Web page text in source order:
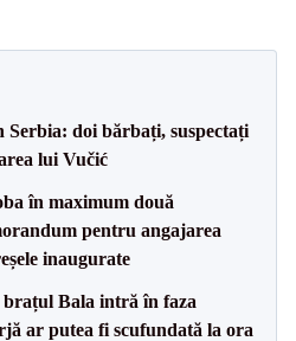
Serbia: doi bărbați, suspectați
lui Vučić
în maximum două
pentru angajarea
inaugurate
brațul Bala intră în faza
ar putea fi scufundată la ora